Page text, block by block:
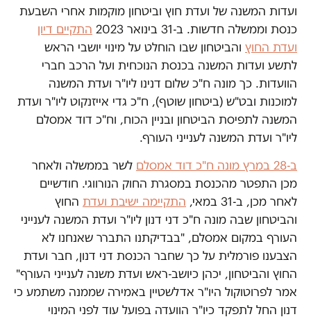
ועדות המשנה של ועדת חוץ וביטחון מוקמות אחרי השבעת
כנסת וממשלה חדשות. ב-31 בינואר 2023
התקיים דיון
ועדת החוץ והביטחון שבו הוחלט על מינוי יושבי הראש
לתשע ועדות המשנה בכנסת הנוכחית ועל הרכב חברי
הוועדות. כך מונה ח"כ שלום דנינו ליו"ר ועדת המשנה
למוכנות ובט"ש (ביטחון שוטף), ח"כ גדי אייזנקוט ליו"ר ועדת
המשנה לתפיסת הביטחון ובניין הכוח, וח"כ דוד אמסלם
ליו"ר ועדת המשנה לענייני העורף.
ב-28 במרץ מונה ח"כ דוד אמסלם
לשר בממשלה ולאחר
מכן התפטר מהכנסת במסגרת החוק הנורווגי. חודשיים
לאחר מכן, ב-31 במאי,
התקיימה ישיבת ועדת החוץ
והביטחון שבה מונה ח"כ דני דנון ליו"ר ועדת המשנה לענייני
העורף במקום אמסלם, "בבדיקתנו התברר שאנחנו לא
הצבענו פורמלית על כך שחבר הכנסת דני דנון, חבר ועדת
החוץ והביטחון, יכהן כיושב-ראש ועדת משנה לענייני העורף"
אמר לפרוטוקול היו"ר אדלשטיין באמירה שממנה משתמע כי
דנון החל לתפקד כיו"ר הוועדה בפועל עוד לפני המינוי